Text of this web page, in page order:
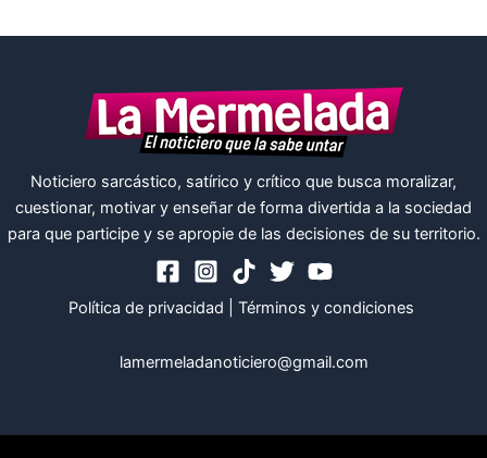
Noticiero sarcástico, satírico y crítico que busca moralizar,
cuestionar, motivar y enseñar de forma divertida a la sociedad
para que participe y se apropie de las decisiones de su territorio.
Política de privacidad Términos y condiciones
lamermeladanoticiero@gmail.com